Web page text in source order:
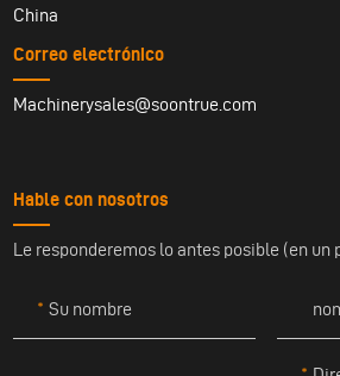
China
Correo electrónico
Machinerysales@soontrue.com
Hable con nosotros
Le responderemos lo antes posible (en un
Su nombre